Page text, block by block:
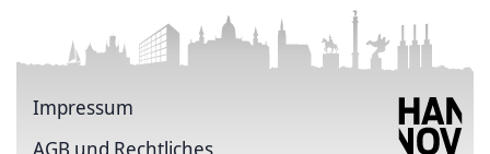
Impressum
AGB und Rechtliches